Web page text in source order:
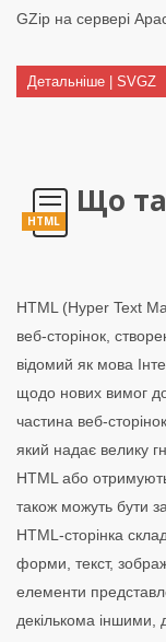
GZip на сервері
Детальніше | SVGZ
HTML
Що
HTML (Hyper Text
веб-сторінок,
відомий як мова
щодо нових вимог
частина веб-
який надає велику
HTML або
також можуть бути
HTML-сторінка
форми, текст,
елементи
декількома іншими,